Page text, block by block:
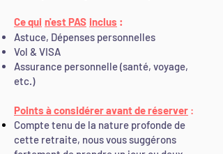
Une journée à la plage
UNE SUPRISEEEEEE ne surprend plus Une
journée 'visite privée '' Le meilleur de l'Est
de Bali ''
Ce qui n'est PAS inclus :
Astuce, Dépenses personnelles
Vol & VISA
Assurance personnelle (santé, voyage,
etc.)
Points à considérer avant de réserver :
Compte tenu de la nature profonde de
cette retraite, nous vous suggérons